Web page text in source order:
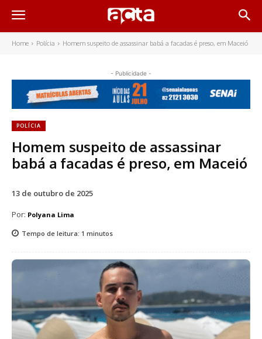
Home Polícia Homem suspeito de assassinar babá a facadas é preso, em Maceió
- Publicidade -
POLÍCIA
Homem suspeito de assassinar
babá a facadas é preso, em Maceió
13 de outubro de 2025
Por: Polyana Lima
Tempo de leitura: 1 minutos